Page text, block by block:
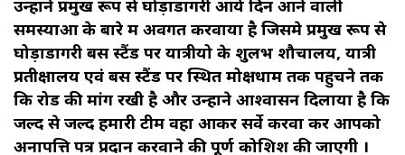
उन्होंने प्रमुख रूप से घोड़ाडोंगरी आये दिन आने वाली
समस्याओं के बारे में अवगत करवाया है जिसमे प्रमुख रूप से
घोड़ाडोंगरी बस स्टैंड पर यात्रीयो के शुलभ शौचालय, यात्री
प्रतीक्षालय एवं बस स्टैंड पर स्थित मोक्षधाम तक पहुचने तक
कि रोड की मांग रखी है और उन्होंने आश्वासन दिलाया है कि
जल्द से जल्द हमारी टीम वहा आकर सर्वे करवा कर आपको
अनापत्ति पत्र प्रदान करवाने की पूर्ण कोशिश की जाएगी ।